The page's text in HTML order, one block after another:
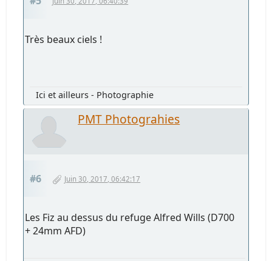
Très beaux ciels !
Ici et ailleurs - Photographie
PMT Photograhies
#6 Juin 30, 2017, 06:42:17
Les Fiz au dessus du refuge Alfred Wills (D700
+ 24mm AFD)